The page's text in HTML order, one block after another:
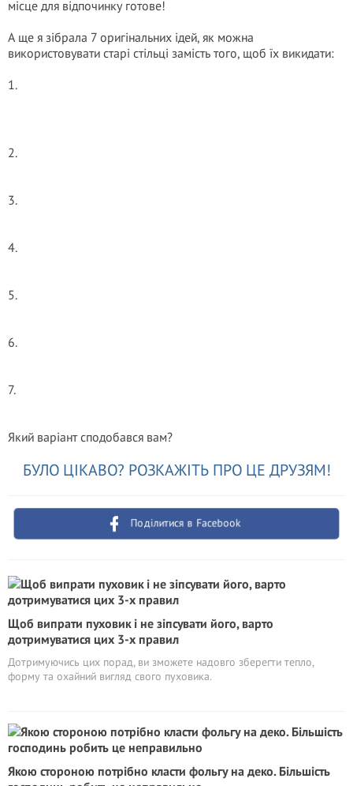
місце для відпочинку готове!
А ще я зібрала 7 оригінальних ідей, як можна
використовувати старі стільці замість того, щоб їх викидати:
1.
2.
3.
4.
5.
6.
7.
Який варіант сподобався вам?
БУЛО ЦІКАВО? РОЗКАЖІТЬ ПРО ЦЕ ДРУЗЯМ!
Поділитися в Facebook
Щоб випрати пуховик і не зіпсувати його, варто
дотримуватися цих 3-х правил
Дотримуючись цих порад, ви зможете надовго зберегти тепло,
форму та охайний вигляд свого пуховика.
Якою стороною потрібно класти фольгу на деко. Більшість